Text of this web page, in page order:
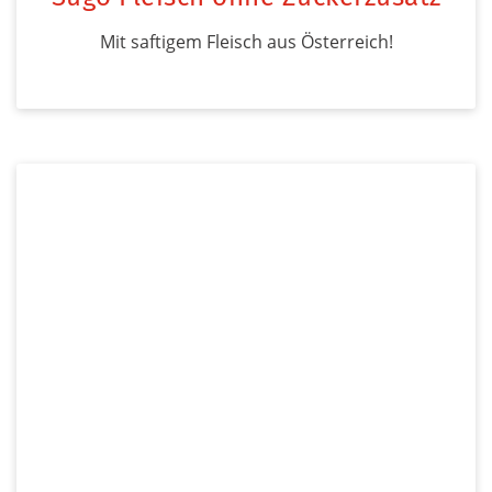
Mit saftigem Fleisch aus Österreich!